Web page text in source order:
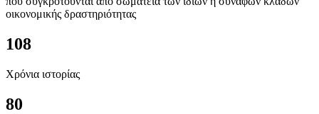
οικονομικής δραστηριότητας
108
Χρόνια ιστορίας
80